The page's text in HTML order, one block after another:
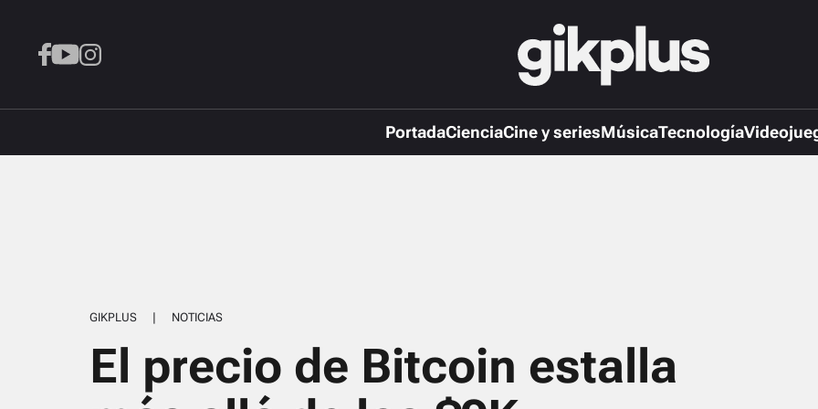
PortadaCienciaCine y seriesMúsicaTecnología
GIKPLUS | NOTICIAS
El precio de Bitcoin estalla